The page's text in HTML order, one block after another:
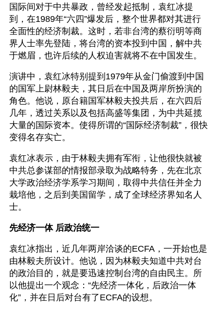
国际间对于中共暴政，曾经发起抵制，袁红冰提
到，在1989年“六四”爆发后，整个世界都对其进行
全面性的经济制裁。这时，若非台湾的蔡衍明等商
界人士率先登陆，将台湾的资本投到中国，解中共
于燃眉，也许后续的人权迫害就将不在中国发生。
演讲中，袁红冰特别提到1979年从金门偷渡到中国
的国军上尉林毅夫，其日后在中国及两岸所扮演的
角色。他说，原台籍国军林毅夫投共后，在六四后
几年，透过关系以及包括高盛等集团，为中共延揽
大量的国际资本。使得所谓的“国际经济制裁”，很快
变得名存实亡。
袁红冰表示，由于林毅夫拥有军衔，让他很快就被
中共总参谋部的情报部录取为战略特务，先在北京
大学政治经济学系学习期间，取得中共信任并全力
栽培他，之后到美国留学，成了全球经济界知名人
士。
先经济一体 后政治统一
袁红冰指出，近几年两岸洽谈的ECFA，一开始也是
由林毅夫所设计。他说，因为林毅夫知道中共对台
的政治目的，就是要迅速控制台湾的自由民主。所
以他提出一个观念：“先经济一体化，后政治一体
化”，并在日后对台有了ECFA的设想。